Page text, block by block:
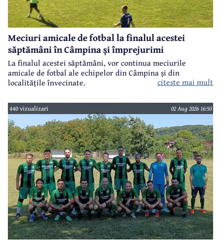
Meciuri amicale de fotbal la finalul acestei
săptămâni în Câmpina și împrejurimi
La finalul acestei săptămâni, vor continua meciurile
amicale de fotbal ale echipelor din Câmpina și din
localitățile învecinate.
citeste mai mult
440 vizualizari 02 Aug 2026 16:50